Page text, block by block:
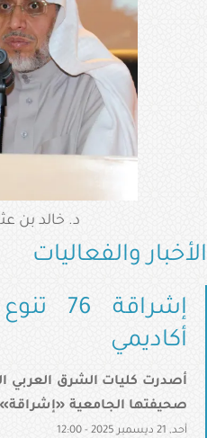
د. خالد بن
الأخبار والفعاليات
أكاديمي
أصدرت كليات الشرق العربي
صحيفتها الجامعية
أحد, 21 ديسمبر 2025 - 12:00